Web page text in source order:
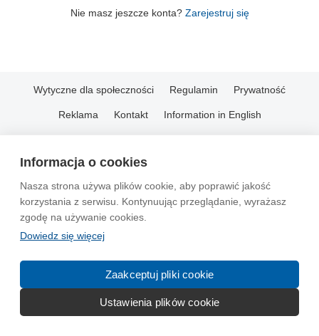
Informacja o cookies
Nasza strona używa plików cookie, aby poprawić jakość
korzystania z serwisu. Kontynuując przeglądanie, wyrażasz
zgodę na używanie cookies.
Dowiedz się więcej
Zaakceptuj pliki cookie
Ustawienia plików cookie
Nie masz jeszcze konta? Zarejestruj się
Wytyczne dla społeczności Regulamin Prywatność
Reklama Kontakt Information in English